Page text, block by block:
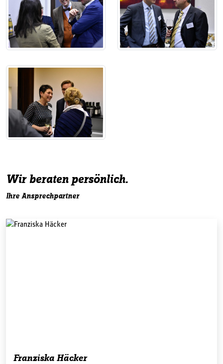
Wir beraten persönlich.
Ihre Ansprechpartner
Franziska Häcker